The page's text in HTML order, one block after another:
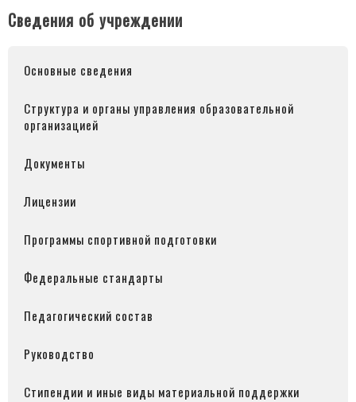
Сведения об учреждении
Основные сведения
Структура и органы управления образовательной
организацией
Документы
Лицензии
Программы спортивной подготовки
Федеральные стандарты
Педагогический состав
Руководство
Стипендии и иные виды материальной поддержки